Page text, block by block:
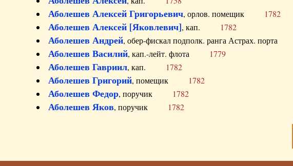
Аболешев Алексей Григорьевич, орлов. помещик 1782
Аболешев Алексей [Яковлевич], кап. 1782
Аболешев Андрей, обер-фискал подполк. ранга Астрах. порта
Аболешев Василий, кап.-лейт. флота 1779
Аболешев Гавриил, кап. 1782
Аболешев Григорий, помещик 1782
Аболешев Федор, поручик 1782
Аболешев Яков, поручик 1782